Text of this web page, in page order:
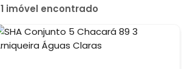
1 imóvel encontrado